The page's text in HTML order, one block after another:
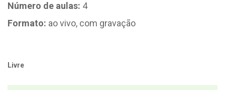
Número de aulas: 4
Formato: ao vivo, com gravação
Livre